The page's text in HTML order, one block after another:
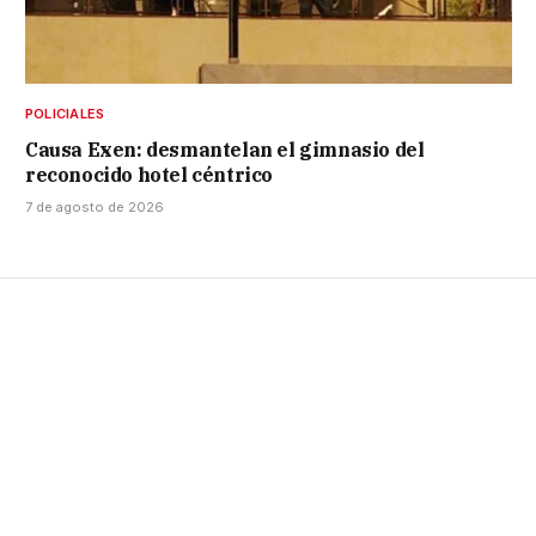
POLICIALES
Causa Exen: desmantelan el gimnasio del
reconocido hotel céntrico
7 de agosto de 2026